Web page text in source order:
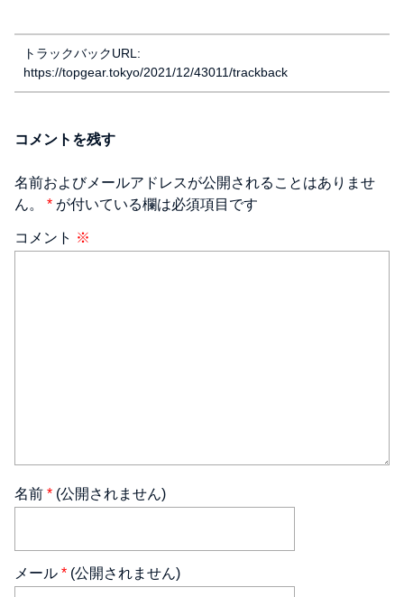
トラックバックURL:
https://topgear.tokyo/2021/12/43011/trackback
コメントを残す
名前およびメールアドレスが公開されることはありませ
ん。 * が付いている欄は必須項目です
コメント ※
名前 * (公開されません)
メール * (公開されません)